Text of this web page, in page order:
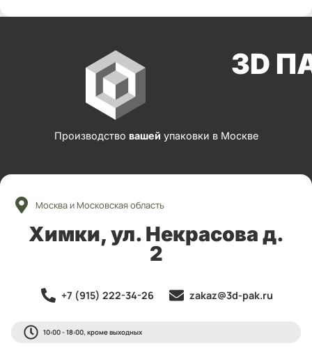
3D
Производство вашей упаковки в Москве
Москва и Московская область
Химки, ул. Некрасова д.
2
+7 (915) 222-34-26 zakaz@3d-pak.ru
10:00 - 18:00, кроме выходных